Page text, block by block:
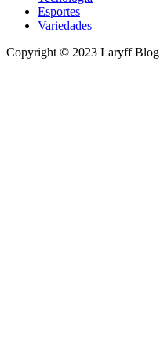
Esportes
Variedades
Copyright © 2023 Laryff Blog